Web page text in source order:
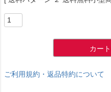
カー
ご利用規約・返品特約について